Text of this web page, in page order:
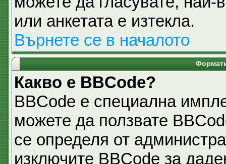
или анкетата е изтекла.
Върнете се в началото
Какво е BBCode?
BBCode е специална
можете да ползвате
се определя от
изключите BBCode за